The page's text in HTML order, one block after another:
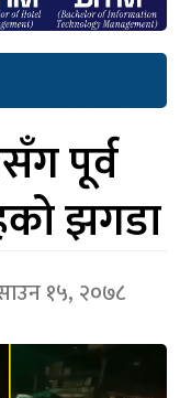
पूर्व
झगडा
१५, २०७८